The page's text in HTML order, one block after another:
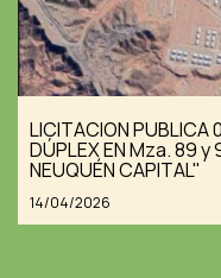
LICITACION PUBLICA
DÚPLEX EN Mza. 89 y
NEUQUÉN CAPITAL"
14/04/2026